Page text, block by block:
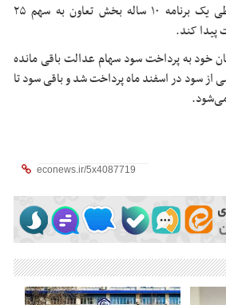
وی اظهار امیدواری کرد طی یک برنامه ۱۰ ساله بخش تعاون به سهم ۲۵
کند.
خود به پرداخت سود سهام عدالت باقی مانده
از سود در اسفند ماه پرداخت شد و باقی سود تا
می‌شود.